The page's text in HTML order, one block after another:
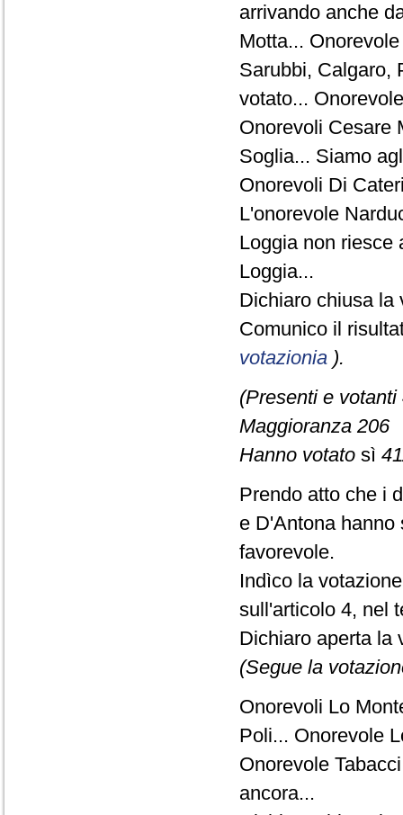
arrivando anche
Motta...
Sarubbi, Calgaro,
votato...
Onorevoli Cesare
Soglia... Siamo
Onorevoli Di
L'onorevole
Loggia non riesce
Loggia...
Dichiaro chiusa la
Comunico il
votazionia ).
(Presenti e votanti
Maggioranza 206
Hanno votato sì
Prendo atto che i
e D'Antona hanno
favorevole.
Indìco la
sull'articolo 4, nel
Dichiaro aperta la
(Segue la
Onorevoli Lo
Poli... Onorevole
Onorevole
ancora...